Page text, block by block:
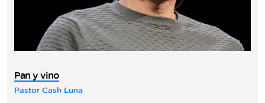
Pan y vino
Pastor Cash Luna